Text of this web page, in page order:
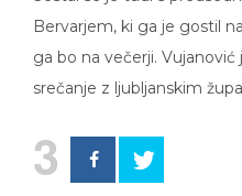
Bervarjem, ki ga je gostil
ga bo na večerji.
srečanje z ljubljanskim
3